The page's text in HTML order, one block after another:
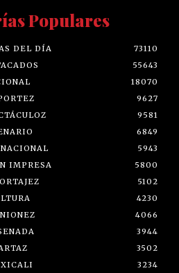
Populares
DEL DÍA
73110
55643
18070
9627
9581
6849
5943
IMPRESA
5800
5102
4230
4066
3944
3502
3234